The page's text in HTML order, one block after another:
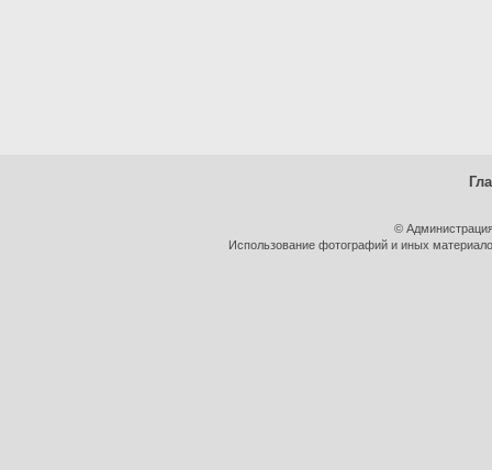
©
Использование фотографий и иных